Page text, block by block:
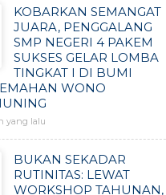
KOBARKAN SEMANGAT
JUARA, PENGGALANG
SMP NEGERI 4 PAKEM
SUKSES GELAR LOMBA
TINGKAT I DI BUMI
WONO
yang lalu
BUKAN SEKADAR
RUTINITAS: LEWAT
WORKSHOP TAHUNAN,